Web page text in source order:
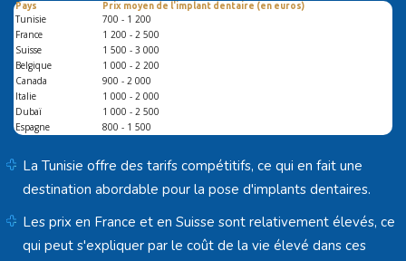
Pays Prix moyen de l'implant dentaire (en euros)
Tunisie
700 - 1 200
France
1 200 - 2 500
Suisse
1 500 - 3 000
Belgique
1 000 - 2 200
Canada
900 - 2 000
Italie
1 000 - 2 000
Dubaï
1 000 - 2 500
Espagne
800 - 1 500
La Tunisie offre des tarifs compétitifs, ce qui en fait une
destination abordable pour la pose d'implants dentaires.
Les prix en France et en Suisse sont relativement élevés, ce
qui peut s'expliquer par le coût de la vie élevé dans ces